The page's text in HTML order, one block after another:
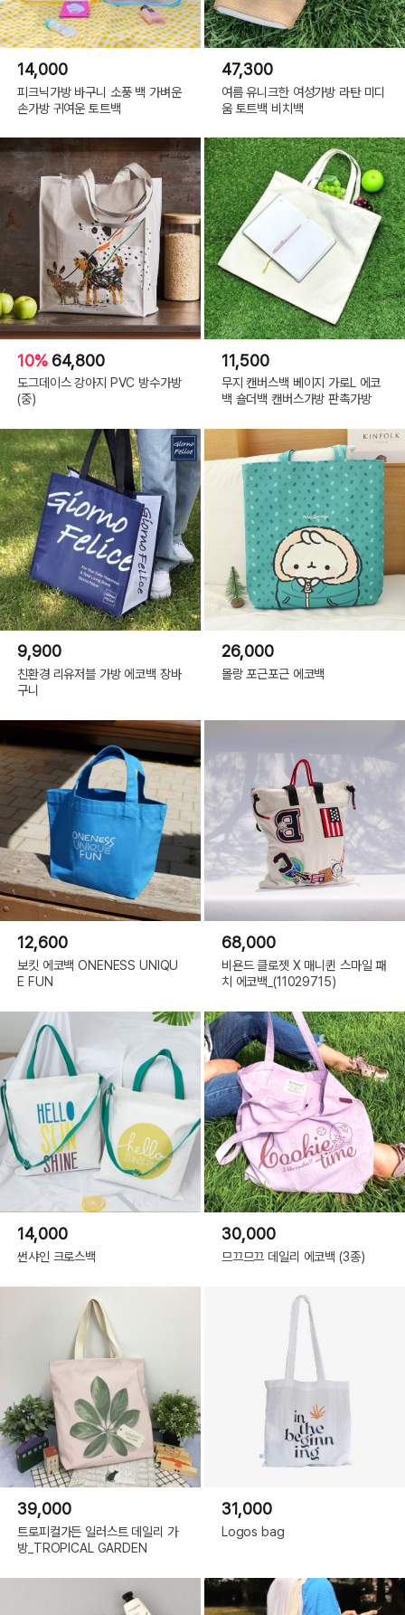
14,000
피크닉가방 바구니 소풍 백 가벼운
손가방 귀여운 토트백
47,300
여름 유니크한 여성가방 라탄 미디
움 토트백 비치백
10% 64,800
도그데이스 강아지 PVC 방수가방
(중)
11,500
무지 캔버스백 베이지 가로L 에코
백 숄더백 캔버스가방 판촉가방
9,900
친환경 리유저블 가방 에코백 장바
구니
26,000
몰랑 포근포근 에코백
12,600
보킷 에코백 ONENESS UNIQU
E FUN
68,000
비욘드 클로젯 X 매니퀸 스마일 패
치 에코백_(11029715)
14,000
썬샤인 크로스백
30,000
므끄므끄 데일리 에코백 (3종)
39,000
트로피컬가든 일러스트 데일리 가
방_TROPICAL GARDEN
31,000
Logos bag